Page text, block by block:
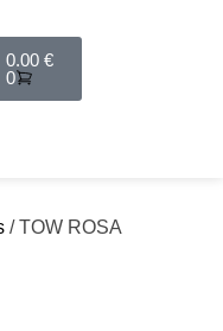
0.00 €
0
/ TOW ROSA